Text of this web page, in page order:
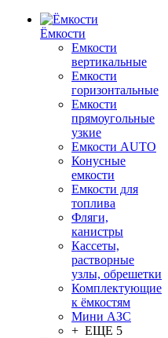
Ёмкости
Емкости
вертикальные
Емкости
горизонтальные
Емкости
прямоугольные
узкие
Емкости АUТО
Конусные
емкости
Емкости для
топлива
Фляги,
канистры
Кассеты,
растворные
узлы, обрешетки
Комплектующие
к ёмкостям
Мини АЗС
+ ЕЩЕ 5